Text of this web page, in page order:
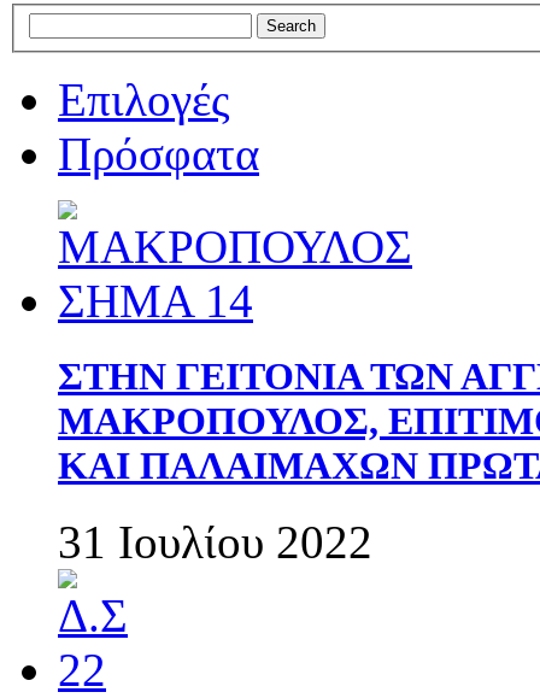
Επιλογές
Πρόσφατα
ΣΤΗΝ ΓΕΙΤΟΝΙΑ ΤΩΝ
ΜΑΚΡΟΠΟΥΛΟΣ,
ΚΑΙ ΠΑΛΑΙΜΑΧΩΝ
31 Ιουλίου 2022